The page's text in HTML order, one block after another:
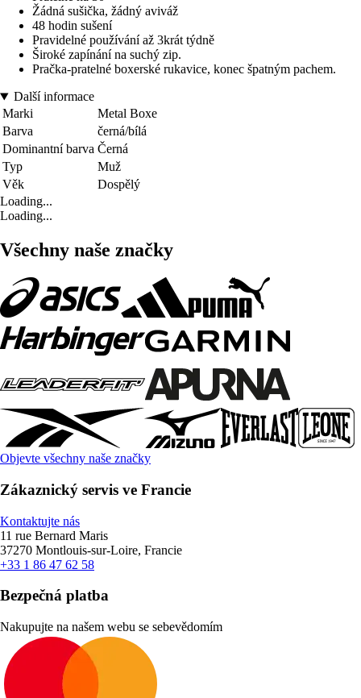
Žádná sušička, žádný aviváž
48 hodin sušení
Pravidelné používání až 3krát týdně
Široké zapínání na suchý zip.
Pračka-pratelné boxerské rukavice, konec špatným pachem.
Další informace
Marki
Metal Boxe
Barva
černá/bílá
Dominantní barva Černá
Typ
Muž
Věk
Dospělý
Loading...
Loading...
Všechny naše značky
Objevte všechny naše značky
Zákaznický servis ve Francie
Kontaktujte nás
11 rue Bernard Maris
37270 Montlouis-sur-Loire, Francie
+33 1 86 47 62 58
Bezpečná platba
Nakupujte na našem webu se sebevědomím